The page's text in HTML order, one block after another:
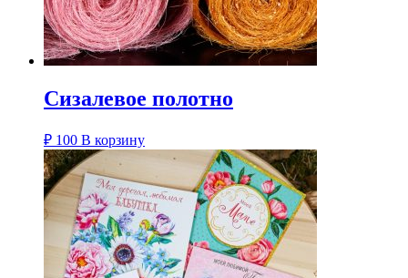
Сизалевое полотно
₽ 100 В корзину